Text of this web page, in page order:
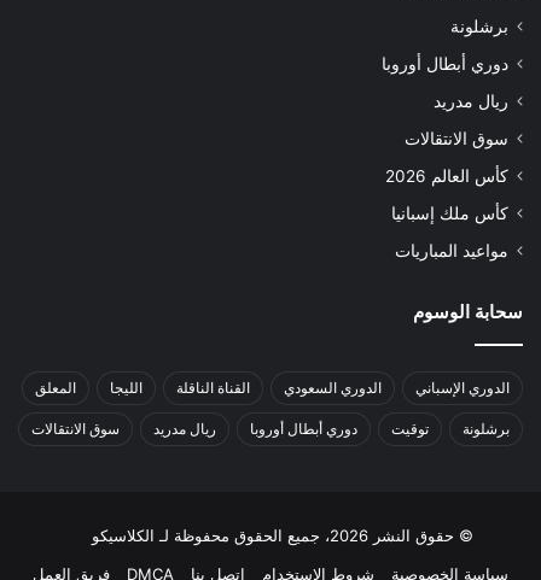
برشلونة
دوري أبطال أوروبا
ريال مدريد
سوق الانتقالات
كأس العالم 2026
كأس ملك إسبانيا
مواعيد المباريات
سحابة الوسوم
الدوري الإسباني الدوري السعودي القناة الناقلة الليجا المعلق
برشلونة توقيت دوري أبطال أوروبا ريال مدريد سوق الانتقالات
© حقوق النشر 2026، جميع الحقوق محفوظة لـ الكلاسيكو
سياسة الخصوصية
شروط الاستخدام اتصل بنا DMCA فريق العمل